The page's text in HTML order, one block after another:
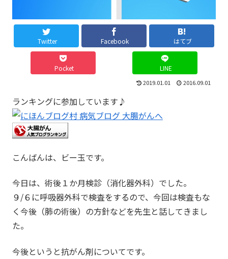
Twitter Facebook はてブ
Pocket LINE
2019.01.01 2016.09.01
ランキングに参加しています♪
こんばんは、ビー玉です。
今日は、術後１か月検診（消化器外科）でした。
９/６に呼吸器外科で検査をするので、今回は検査もな
く今後（肺の術後）の方針などを先生と話してきまし
た。
今後というと抗がん剤についてです。